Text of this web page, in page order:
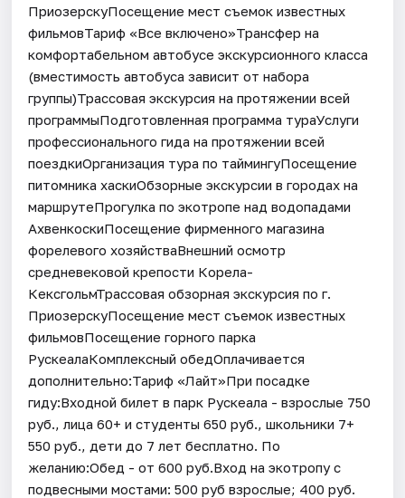
ПриозерскуПосещение мест съемок известных
фильмовТариф «Все включено»Трансфер на
комфортабельном автобусе экскурсионного класса
(вместимость автобуса зависит от набора
группы)Трассовая экскурсия на протяжении всей
программыПодготовленная программа тураУслуги
профессионального гида на протяжении всей
поездкиОрганизация тура по таймингуПосещение
питомника хаскиОбзорные экскурсии в городах на
маршрутеПрогулка по экотропе над водопадами
АхвенкоскиПосещение фирменного магазина
форелевого хозяйстваВнешний осмотр
средневековой крепости Корела-
КексгольмТрассовая обзорная экскурсия по г.
ПриозерскуПосещение мест съемок известных
фильмовПосещение горного парка
РускеалаКомплексный обедОплачивается
дополнительно:Тариф «Лайт»При посадке
гиду:Входной билет в парк Рускеала - взрослые 750
руб., лица 60+ и студенты 650 руб., школьники 7+
550 руб., дети до 7 лет бесплатно. По
желанию:Обед - от 600 руб.Вход на экотропу с
подвесными мостами: 500 руб взрослые; 400 руб.